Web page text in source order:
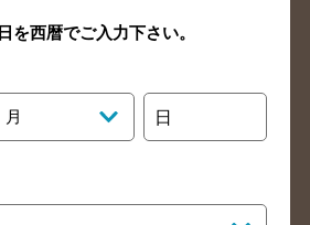
検索
長野県のバー検索
検索
検索
千葉県のバー検索
検索
愛知県のバー検索
を西暦でご入力下さい。
月 日